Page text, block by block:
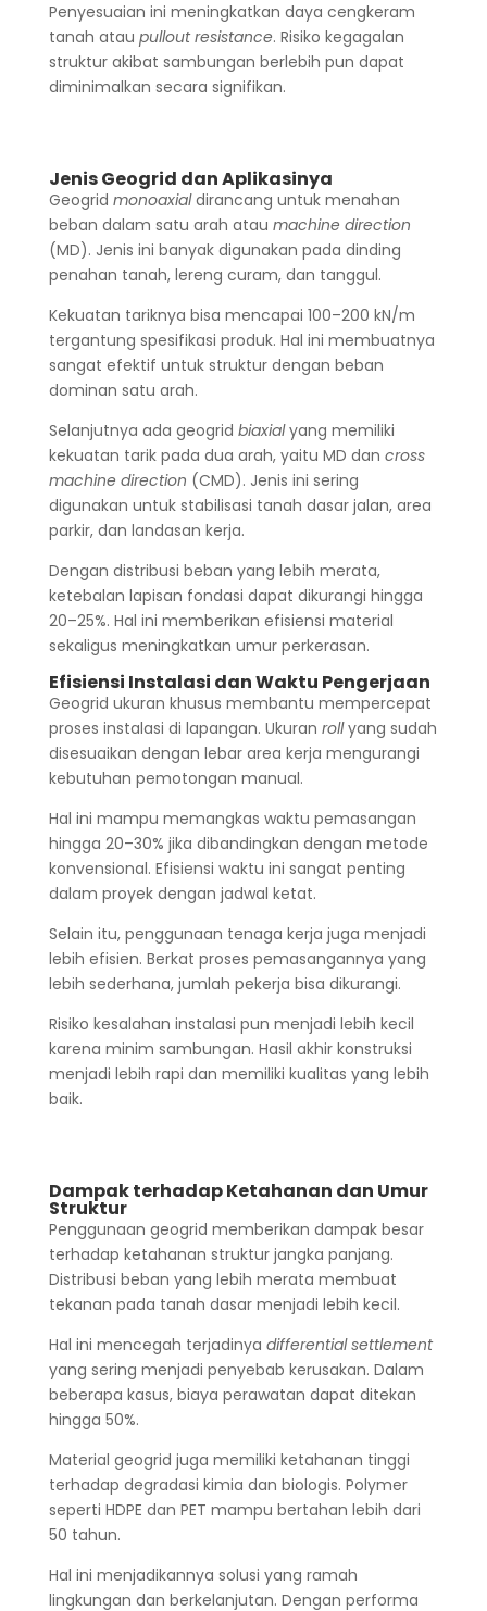
Penyesuaian ini meningkatkan daya cengkeram
tanah atau pullout resistance. Risiko kegagalan
struktur akibat sambungan berlebih pun dapat
diminimalkan secara signifikan.
Jenis Geogrid dan Aplikasinya
Geogrid monoaxialdirancang untuk menahan
beban dalam satu arah atau machine direction
(MD). Jenis ini banyak digunakan pada dinding
penahan tanah, lereng curam, dan tanggul.
Kekuatan tariknya bisa mencapai 100–200 kN/m
tergantung spesifikasi produk. Hal ini membuatnya
sangat efektif untuk struktur dengan beban
dominan satu arah.
Selanjutnya ada geogrid biaxialyang memiliki
kekuatan tarik pada dua arah, yaitu MD dan cross
machine direction (CMD). Jenis ini sering
digunakan untuk stabilisasi tanah dasar jalan, area
parkir, dan landasan kerja.
Dengan distribusi beban yang lebih merata,
ketebalan lapisan fondasi dapat dikurangi hingga
20–25%. Hal ini memberikan efisiensi material
sekaligus meningkatkan umur perkerasan.
Efisiensi Instalasi dan Waktu Pengerjaan
Geogrid ukuran khusus membantu mempercepat
proses instalasi di lapangan. Ukuran rollyang sudah
disesuaikan dengan lebar area kerja mengurangi
kebutuhan pemotongan manual.
Hal ini mampu memangkas waktu pemasangan
hingga 20–30% jika dibandingkan dengan metode
konvensional. Efisiensi waktu ini sangat penting
dalam proyek dengan jadwal ketat.
Selain itu, penggunaan tenaga kerja juga menjadi
lebih efisien. Berkat proses pemasangannya yang
lebih sederhana, jumlah pekerja bisa dikurangi.
Risiko kesalahan instalasi pun menjadi lebih kecil
karena minim sambungan. Hasil akhir konstruksi
menjadi lebih rapi dan memiliki kualitas yang lebih
baik.
Dampak terhadap Ketahanan dan Umur
Struktur
Penggunaan geogrid memberikan dampak besar
terhadap ketahanan struktur jangka panjang.
Distribusi beban yang lebih merata membuat
tekanan pada tanah dasar menjadi lebih kecil.
Hal ini mencegah terjadinya differential settlement
yang sering menjadi penyebab kerusakan. Dalam
beberapa kasus, biaya perawatan dapat ditekan
hingga 50%.
Material geogrid juga memiliki ketahanan tinggi
terhadap degradasi kimia dan biologis. Polymer
seperti HDPE dan PET mampu bertahan lebih dari
50 tahun.
Hal ini menjadikannya solusi yang ramah
lingkungan dan berkelanjutan. Dengan performa